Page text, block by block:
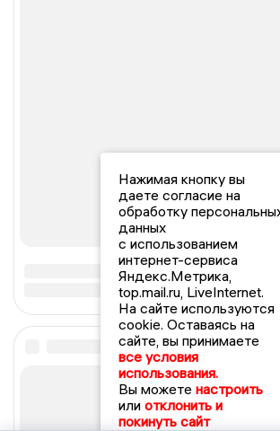
Нажимая кнопку вы
даете согласие на
обработку
данных
с использованием
интернет-сервиса
Яндекс.Метрика,
top.mail.ru, LiveInternet.
На сайте используются
cookie. Оставаясь на
сайте, вы принимаете
все условия
использования.
Вы можете настроить
или отклонить и
покинуть сайт